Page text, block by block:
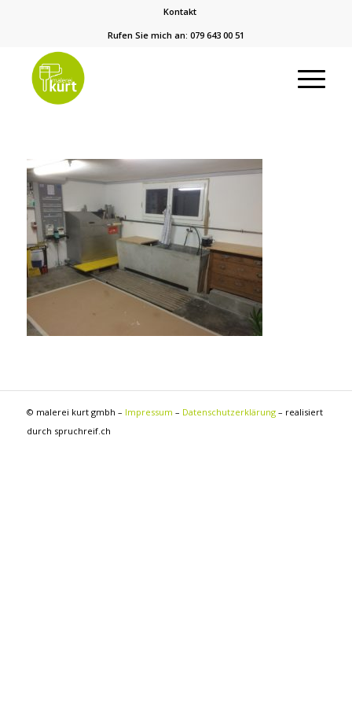
Kontakt
Rufen Sie mich an: 079 643 00 51
© malerei kurt gmbh – Impressum – Datenschutzerklärung– realisiert
durch spruchreif.ch